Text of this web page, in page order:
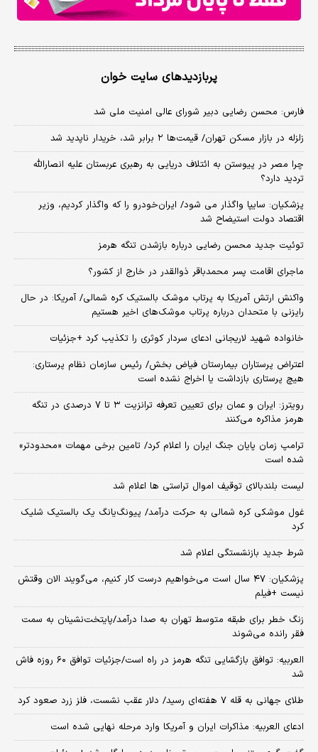
پربازدیدهای سایت خوان
فارس: محسن رضایی دبیر شورای عالی امنیت ملی شد
زلزله در بازار مسکن تهران/ قیمت‌ها ۲ برابر شد، خریدار ناپدید شد
چرا مصر در پیوستن به ائتلاف دریایی به رهبری عربستان علیه انصارالله
تردید دارد؟
پزشکیان: سایپا واگذار می شود/ ایران‌خودرو را که واگذار کردیم، وزیر
اقتصاد دولت استیضاح شد
توئیت جدید محسن رضایی درباره بازشدن تنگه هرمز
ماجرای اقامت پسر محمدباقر ذوالقدر در خارج از کشور؟
واکنش ارتش آمریکا به پرتاب موشک بالستیک کره شمالی/ آمریکا: در حال
رایزنی با متحدان درباره پرتاب موشک‌های اخیر هستیم
خانواده شهید لاریجانی ادعای سردار کوثری را تکذیب کرد +جزئیات
اعتراض پرستاران بیمارستان فیاض بخش/ رئیس سازمان نظام پرستاری:
هیچ پرستاری بازداشت یا اخراج نشده است
رویترز: ایران و عمان برای تعیین تعرفه ترانزیت ۳ تا ۷ درصدی در تنگه
هرمز مذاکره می‌کنند
ترامپ زمان پایان جنگ ایران را اعلام کرد/ تامین برخی مهمات «محدودتر»
شده است
لیست بلندبالای توقیف اموال تراستی ها اعلام شد
غول موشکی کره شمالی به حرکت درآمد/ پیونگ‌یانگ یک بالستیک شلیک
کرد
شرط جدید بازنشستگی اعلام شد
پزشکیان: ۴۷ سال است می‌خواهیم درست کار کنیم، می‌گویند الان وقتش
نیست +فیلم
زنگ خطر برای طبقه متوسط تهران به صدا درآمد/پایتخت‌نشینان به سمت
فقر رانده می‌شوند
العربیه: توافق بازگشایی تنگه هرمز در راه است/جزئیات توافق ۶۰ روزه فاش
شد
طلای جهانی به قله ۷ هفته‌ای رسید/ دلار عقب نشست، فلز زرد صعود کرد
ادعای العربیه: مذاکرات ایران و آمریکا وارد مرحله نهایی شده است